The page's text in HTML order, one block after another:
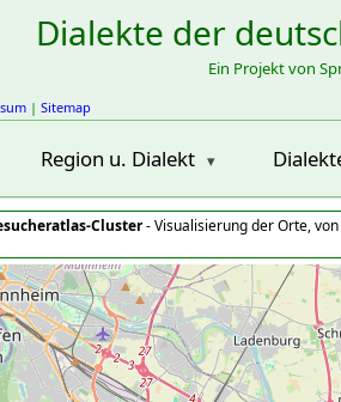
Dialekte der
Ein Projekt von
| Sitemap
Region u. Dialekt
Cluster- Visualisierung der Orte,